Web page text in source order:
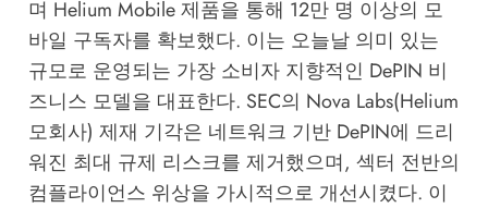
며 Helium Mobile 제품을 통해 12만 명 이상의 모
바일 구독자를 확보했다. 이는 오늘날 의미 있는
규모로 운영되는 가장 소비자 지향적인 DePIN 비
즈니스 모델을 대표한다. SEC의 Nova Labs(Helium
모회사) 제재 기각은 네트워크 기반 DePIN에 드리
워진 최대 규제 리스크를 제거했으며, 섹터 전반의
컴플라이언스 위상을 가시적으로 개선시켰다. 이